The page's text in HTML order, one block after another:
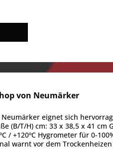
von Neumärker
eignet sich
(B/T/H) cm: 33 x 38,5 x 41 cm
/ +120ºC Hygrometer für 0-
warnt vor dem